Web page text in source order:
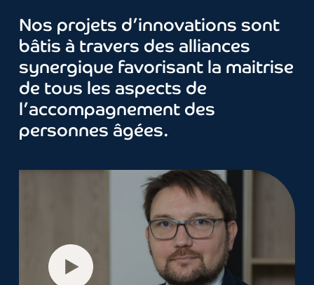
Nos projets d’innovations sont
bâtis à travers des alliances
synergique favorisant la maitrise
de tous les aspects de
l’accompagnement des
personnes âgées.